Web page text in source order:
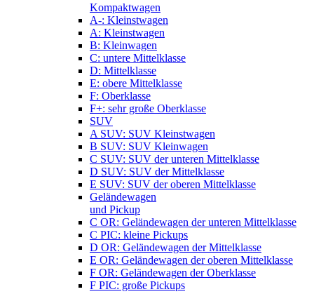
Kompaktwagen
A-: Kleinstwagen
A: Kleinstwagen
B: Kleinwagen
C: untere Mittelklasse
D: Mittelklasse
E: obere Mittelklasse
F: Oberklasse
F+: sehr große Oberklasse
SUV
A SUV: SUV Kleinstwagen
B SUV: SUV Kleinwagen
C SUV: SUV der unteren Mittelklasse
D SUV: SUV der Mittelklasse
E SUV: SUV der oberen Mittelklasse
Geländewagen
und Pickup
C OR: Geländewagen der unteren Mittelklasse
C PIC: kleine Pickups
D OR: Geländewagen der Mittelklasse
E OR: Geländewagen der oberen Mittelklasse
F OR: Geländewagen der Oberklasse
F PIC: große Pickups